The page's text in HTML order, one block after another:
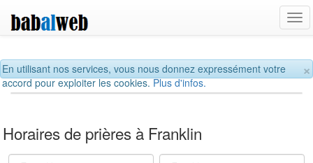
×
En utilisant nos services, vous nous donnez expressément votre
accord pour exploiter les cookies.Plus d'infos.
Horaires de prières à Franklin